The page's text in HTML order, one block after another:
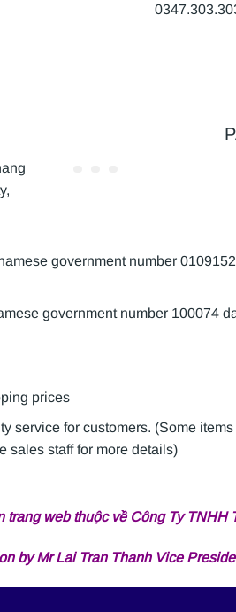
government number
government number 100074
prices
service for customers. (Some
sales staff for more details)
trang web thuộc về Công Ty TNHH
by Mr Lai Tran Thanh Vice